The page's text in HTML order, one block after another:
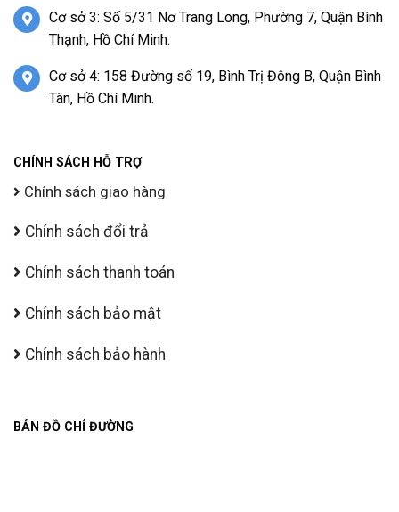
Cơ sở 3: Số 5/31 Nơ Trang Long, Phường 7, Quận Bình
Thạnh, Hồ Chí Minh.
Cơ sở 4: 158 Đường số 19, Bình Trị Đông B, Quận Bình
Tân, Hồ Chí Minh.
CHÍNH SÁCH HỖ TRỢ
Chính sách giao hàng
Chính sách đổi trả
Chính sách thanh toán
Chính sách bảo mật
Chính sách bảo hành
BẢN ĐỒ CHỈ ĐƯỜNG